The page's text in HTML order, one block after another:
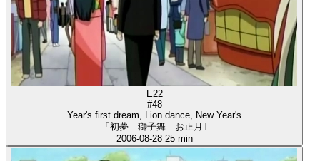
E22
#48
Year's first dream, Lion dance, New Year's
「初夢 獅子舞 お正月｣
2006-08-28 25 min